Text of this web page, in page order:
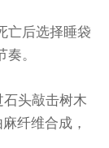
亡后选择睡袋
。
石头敲击树木
纤维合成，